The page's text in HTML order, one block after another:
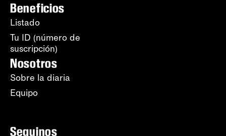
Beneficios
Listado
Tu ID (número de
suscripción)
Nosotros
Sobre la diaria
Equipo
Seguinos